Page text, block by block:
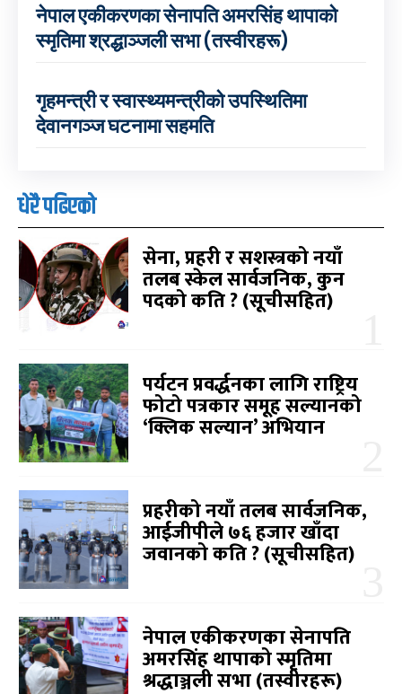
नेपाल एकीकरणका सेनापति अमरसिंह थापाको
स्मृतिमा श्रद्धाञ्जली सभा (तस्वीरहरू)
गृहमन्त्री र स्वास्थ्यमन्त्रीको उपस्थितिमा
देवानगञ्ज घटनामा सहमति
धेरै पढिएको
सेना, प्रहरी र सशस्त्रको नयाँ
तलब स्केल सार्वजनिक, कुन
पदको कति ? (सूचीसहित)
पर्यटन प्रवर्द्धनका लागि राष्ट्रिय
फोटो पत्रकार समूह सल्यानको
‘क्लिक सल्यान’ अभियान
प्रहरीको नयाँ तलब सार्वजनिक,
आईजीपीले ७६ हजार खाँदा
जवानको कति ? (सूचीसहित)
नेपाल एकीकरणका सेनापति
अमरसिंह थापाको स्मृतिमा
श्रद्धाञ्जली सभा (तस्वीरहरू)